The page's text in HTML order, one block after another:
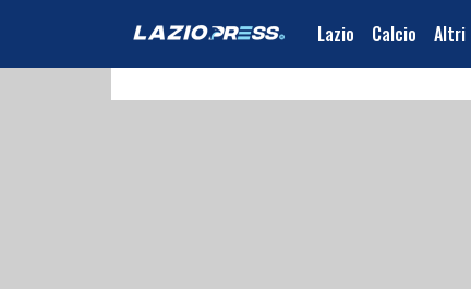
Lazio Calcio Altri